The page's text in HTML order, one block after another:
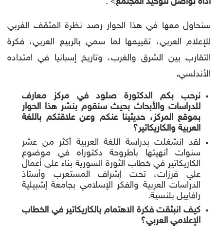
سنحاول معها في هذا الحوار رصد نظرة المثقف الغربي
للإعلام العربي، تقييمها لما سمي بالربيع العربي، فكرة
التقارب بين الشرق والغرب، وتاريخ إسبانيا في امتداده
الأندلسي.
نرحب بكم الدكتورة صلود في مركز معارف
للدراسات والأبحاث بحيث سنقوم بنشر هذا الحوار
بموقع المركز، حديثينا عنكم وعن علاقتكم باللغة
العربية والكاريكاتير؟
لقد انشغلت بدراسة اللغة العربية أكثر من عشر
سنوات أنهيتها بأطروحة دكتوراه في موضوع
الكاريكاتير في خطاب الثورة السورية بناء على أعمال
علي فرزات، تحت إشراف المستعرب وأستاذ
الدراسات العربية والفكر الإسلامي بجامعة إشبيلية
رافاييل بلنسية.
كيف انبثقت فكرة الاهتمام بالكاريكاتير في الخطاب
الإعلامي العربي؟